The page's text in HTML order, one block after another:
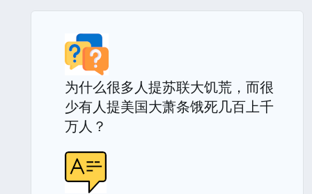
为什么很多人提苏联大饥荒，而很
少有人提美国大萧条饿死几百上千
万人？